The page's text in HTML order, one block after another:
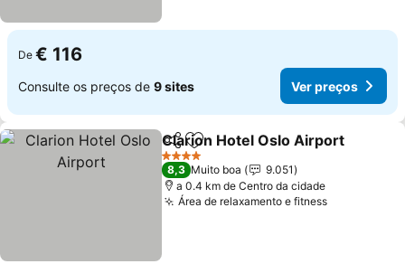
De € 116
Consulte os preços de 9 sites Ver preços
PartilharAdicionar aos favoritos
Clarion Hotel Oslo Airport
4 Estrelas
8,3 Muito boa
9.051
a 0.4 km de Centro da cidade
Área de relaxamento e fitness